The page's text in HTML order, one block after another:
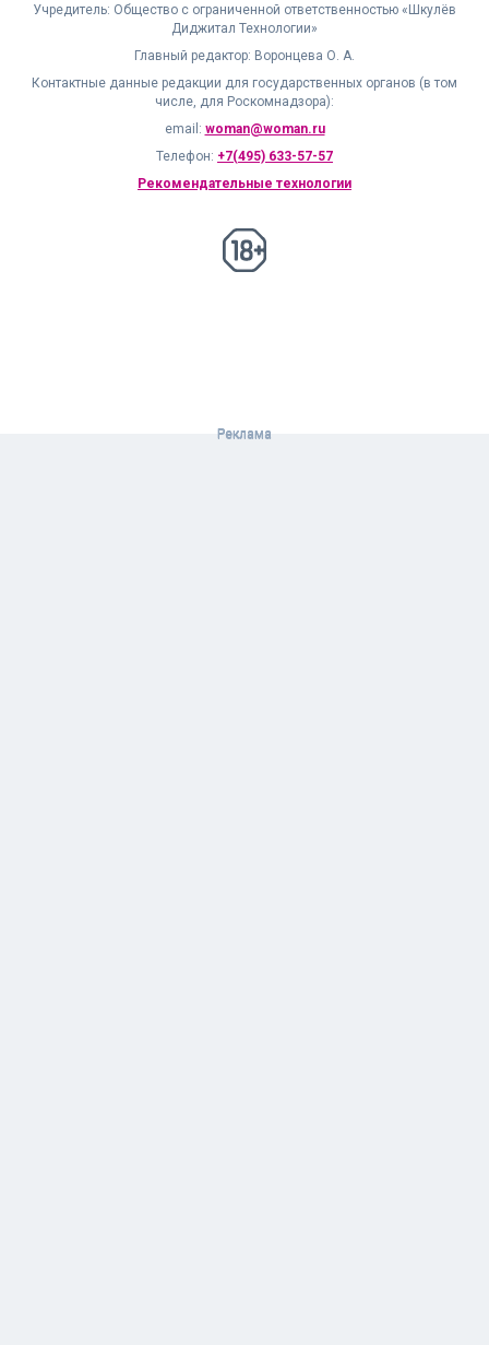
Учредитель: Общество с ограниченной ответственностью «Шкулёв
Диджитал Технологии»
Главный редактор: Воронцева О. А.
Контактные данные редакции для государственных органов (в том
числе, для Роскомнадзора):
email: woman@woman.ru
Телефон: +7(495) 633-57-57
Рекомендательные технологии
18+